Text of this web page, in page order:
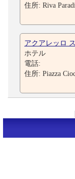
住所: Riva
アクアレッロ
ホテル
電話:
住所: Piazza